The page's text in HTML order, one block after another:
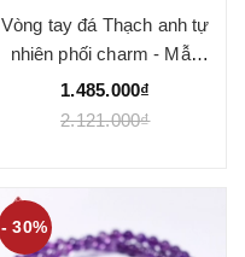
Vòng tay đá Thạch anh tự
nhiên phối charm - Mẫu
VC0810 - Ngọc Quý
1.485.000₫
2.121.000₫
- 30%